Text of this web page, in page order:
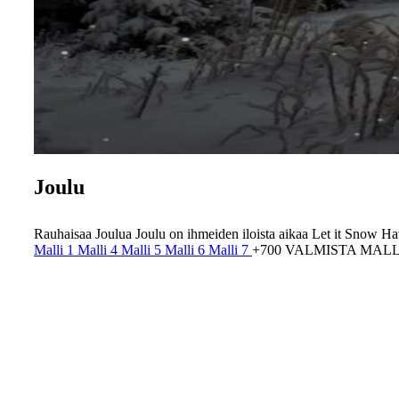
Joulu
Rauhaisaa Joulua Joulu on ihmeiden iloista aikaa Let it Snow
Malli 1 Malli 4 Malli 5 Malli 6 Malli 7 +700 VALMISTA